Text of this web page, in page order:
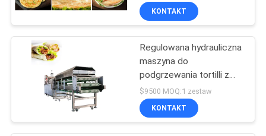
PRIVACY
POLICY
Linia do
przetwarzania sosu
do dżemu
45
KONTAKT
Regulowana hydrauliczna
maszyna do
podgrzewania tortilli z
mąki do celów
komercyjnych
$9500 MOQ:1 zestaw
KONTAKT